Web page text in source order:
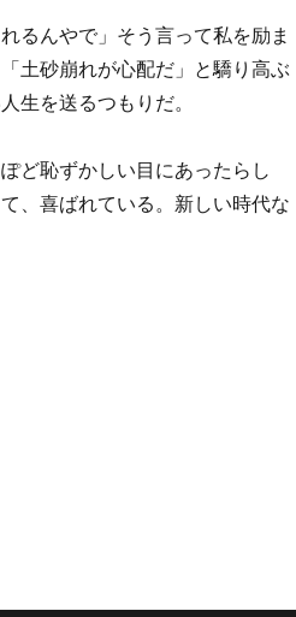
るんやで」そう言って私を励ま
土砂崩れが心配だ」と驕り高ぶ
生を送るつもりだ。
ど恥ずかしい目にあったらし
、喜ばれている。新しい時代な